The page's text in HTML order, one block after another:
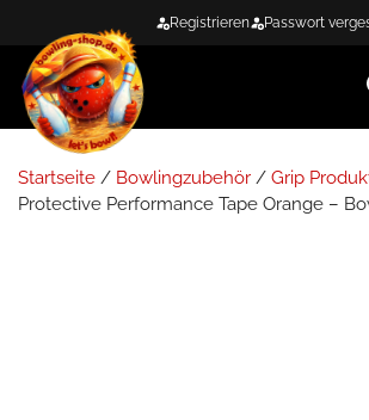
springen
Registrieren Passwort
Startseite / Bowlingzubehör / Grip
Protective Performance Tape Orange –